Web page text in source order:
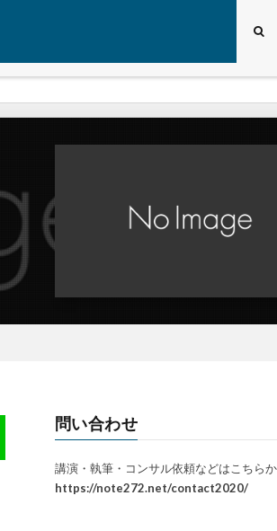
問い合わせ
講演・執筆・コンサル依頼などはこちらか
https://note272.net/contact2020/